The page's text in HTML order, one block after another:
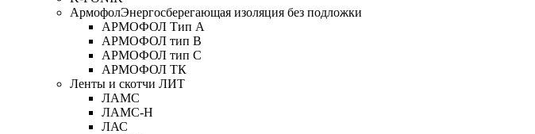
АрмофолЭнергосберегающая изоляция без подложки
АРМОФОЛ Тип А
АРМОФОЛ тип В
АРМОФОЛ тип C
АРМОФОЛ ТК
Ленты и скотчи ЛИТ
ЛАМС
ЛАМС-Н
ЛАС